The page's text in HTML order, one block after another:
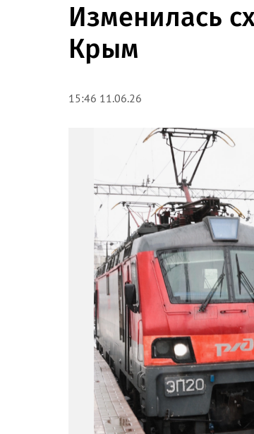
Изменилась
Крым
15:46 11.06.26